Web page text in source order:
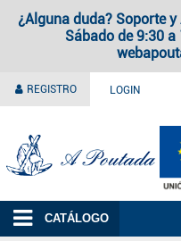
¿Alguna duda? Soporte
Sábado de 9:30
REGISTRO LOGIN
CATÁLOGO